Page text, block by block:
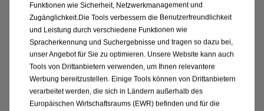
Familienauto für dich und deine Kinder zu finden,
gerade jetzt ist dein Auto so wichtig wie nie! Bei Opel
haben wir eine fantastische Auswahl an modernen,
stilvollen, gut ausgestatteten – und vor allem
sicheren – Autos für Familien jeder Größe und Kinder
jeden Alters.
Funktionen wie Sicherheit, Netzwerkmanagement und
Zugänglichkeit.Die Tools verbessern die Benutzerfreundlichkeit
und Leistung durch verschiedene Funktionen wie
Spracherkennung und Suchergebnisse und tragen so dazu bei,
unser Angebot für Sie zu optimieren. Unsere Website kann auch
Tools von Drittanbietern verwenden, um Ihnen relevantere
Werbung bereitzustellen. Einige Tools können von Drittanbietern
verarbeitet werden, die sich in Ländern außerhalb des
Europäischen Wirtschaftsraums (EWR) befinden und für die